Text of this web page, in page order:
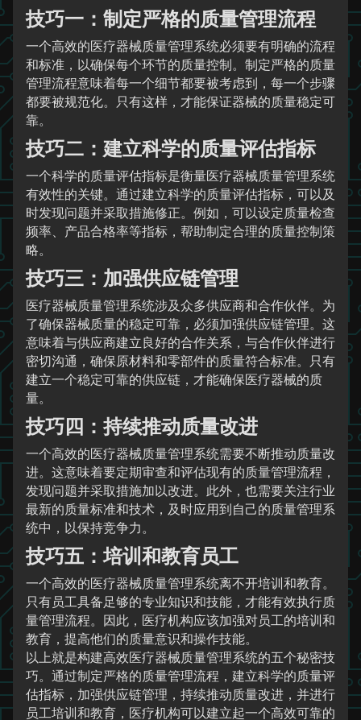
技巧一：制定严格的质量管理流程
一个高效的医疗器械质量管理系统必须要有明确的流程
和标准，以确保每个环节的质量控制。制定严格的质量
管理流程意味着每一个细节都要被考虑到，每一个步骤
都要被规范化。只有这样，才能保证器械的质量稳定可
靠。
技巧二：建立科学的质量评估指标
一个科学的质量评估指标是衡量医疗器械质量管理系统
有效性的关键。通过建立科学的质量评估指标，可以及
时发现问题并采取措施修正。例如，可以设定质量检查
频率、产品合格率等指标，帮助制定合理的质量控制策
略。
技巧三：加强供应链管理
医疗器械质量管理系统涉及众多供应商和合作伙伴。为
了确保器械质量的稳定可靠，必须加强供应链管理。这
意味着与供应商建立良好的合作关系，与合作伙伴进行
密切沟通，确保原材料和零部件的质量符合标准。只有
建立一个稳定可靠的供应链，才能确保医疗器械的质
量。
技巧四：持续推动质量改进
一个高效的医疗器械质量管理系统需要不断推动质量改
进。这意味着要定期审查和评估现有的质量管理流程，
发现问题并采取措施加以改进。此外，也需要关注行业
最新的质量标准和技术，及时应用到自己的质量管理系
统中，以保持竞争力。
技巧五：培训和教育员工
一个高效的医疗器械质量管理系统离不开培训和教育。
只有员工具备足够的专业知识和技能，才能有效执行质
量管理流程。因此，医疗机构应该加强对员工的培训和
教育，提高他们的质量意识和操作技能。
以上就是构建高效医疗器械质量管理系统的五个秘密技
巧。通过制定严格的质量管理流程，建立科学的质量评
估指标，加强供应链管理，持续推动质量改进，并进行
员工培训和教育，医疗机构可以建立起一个高效可靠的